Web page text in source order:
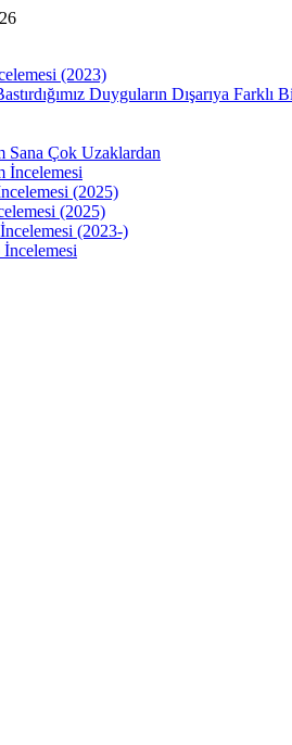
(2023)
Duyguların Dışarıya Farklı
Sana Çok Uzaklardan
İncelemesi
(2025)
(2025)
(2023-)